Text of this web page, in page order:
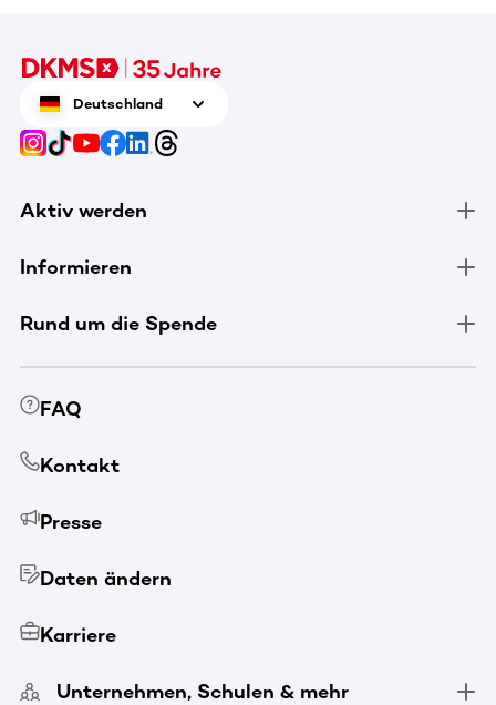
Deutschland
Aktiv werden
Informieren
Rund um die Spende
FAQ
Kontakt
Presse
Daten ändern
Karriere
Unternehmen, Schulen & mehr